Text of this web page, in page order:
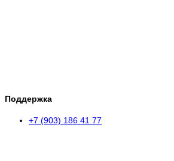
Поддержка
+7 (903) 186 41 77